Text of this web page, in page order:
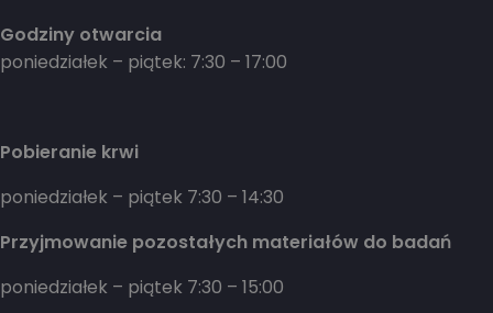
Godziny otwarcia
poniedziałek – piątek: 7:30 – 17:00
Pobieranie krwi
poniedziałek – piątek 7:30 – 14:30
Przyjmowanie pozostałych materiałów do badań
poniedziałek – piątek 7:30 – 15:00